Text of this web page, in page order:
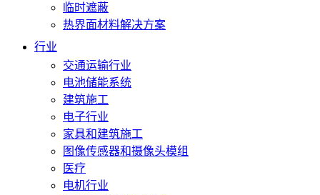
临时遮蔽
热界面材料解决方案
行业
交通运输行业
电池储能系统
建筑施工
电子行业
家具和建筑施工
图像传感器和摄像头模组
医疗
电机行业